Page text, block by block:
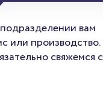
вам
или
свяжемся с